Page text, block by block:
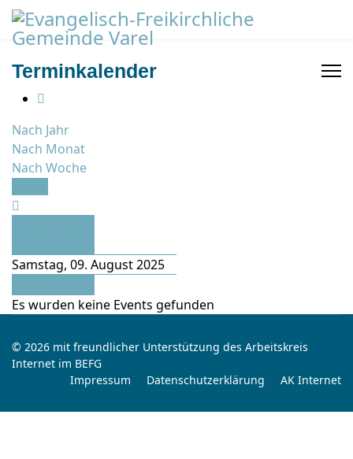
Terminkalender
Nach Jahr
Nach Monat
Nach Woche
Samstag, 09. August 2025
Es wurden keine Events gefunden
© 2026 mit freundlicher Unterstützung des Arbeitskreis
Internet im BEFG
Impressum
Datenschutzerklärung AK Internet